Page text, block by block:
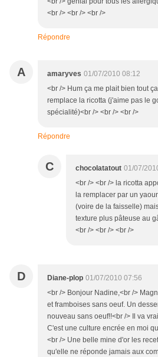
<br /> <br /> <br />
Répondre
A amaryves 01/07/2010 08:12
<br /> Hum ça me plait bien tout
remplace la ricotta (j'aime pas le
spécialité)<br /> <br /> <br />
Répondre
C chocolatatout 01/07/
<br /> <br /> la ricotta
la remplacer par un
(voire de la faisselle)
texture plus pâteuse au
<br /> <br /> <br />
D Diane-plop 01/07/2010 07:56
<br /> Bonjour Nadine,<br />
et framboises sans oeuf. Un
nouveau sans oeuf!!<br /> Il va
C'est une culture encrée en moi
<br /> Une belle mine d'or les
qu'elle ne réponde jamais aux